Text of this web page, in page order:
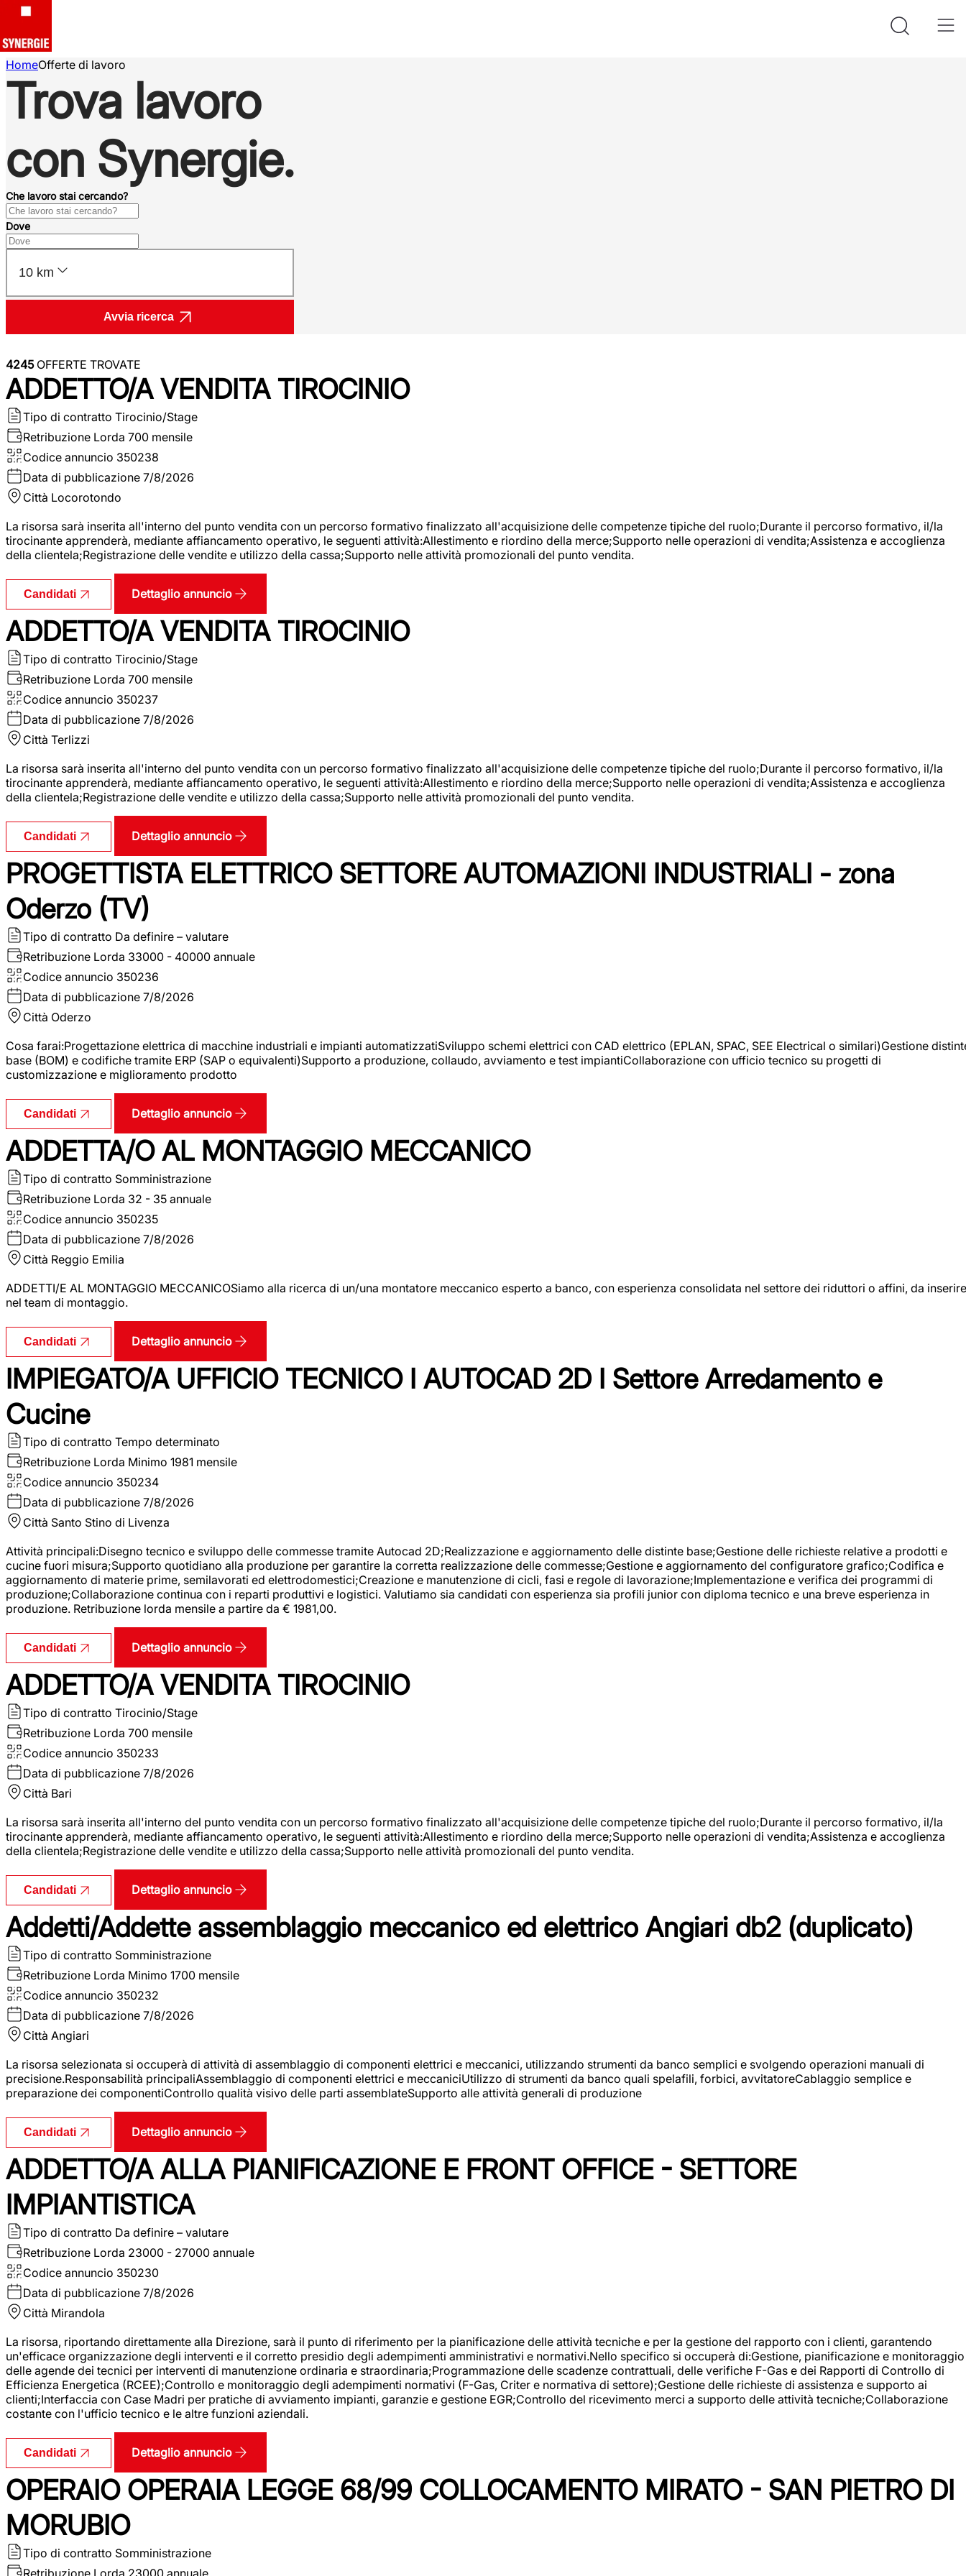
HomeOfferte di lavoro
Trova lavoro
con Synergie.
Che lavoro stai cercando?
Dove
10 km
Avvia ricerca
4245OFFERTE TROVATE
ADDETTO/A VENDITA TIROCINIO
Tipo di contratto Tirocinio/Stage
Retribuzione Lorda 700 mensile
Codice annuncio 350238
Data di pubblicazione 7/8/2026
Città Locorotondo
La risorsa sarà inserita all'interno del punto vendita con un percorso formativo finalizzato all'acquisizione delle competenze tipiche del ruolo;Durante il percorso formativo, il/la
tirocinante apprenderà, mediante affiancamento operativo, le seguenti attività:Allestimento e riordino della merce;Supporto nelle operazioni di vendita;Assistenza e accoglienza
della clientela;Registrazione delle vendite e utilizzo della cassa;Supporto nelle attività promozionali del punto vendita.
Candidati Dettaglio annuncio
ADDETTO/A VENDITA TIROCINIO
Tipo di contratto Tirocinio/Stage
Retribuzione Lorda 700 mensile
Codice annuncio 350237
Data di pubblicazione 7/8/2026
Città Terlizzi
La risorsa sarà inserita all'interno del punto vendita con un percorso formativo finalizzato all'acquisizione delle competenze tipiche del ruolo;Durante il percorso formativo, il/la
tirocinante apprenderà, mediante affiancamento operativo, le seguenti attività:Allestimento e riordino della merce;Supporto nelle operazioni di vendita;Assistenza e accoglienza
della clientela;Registrazione delle vendite e utilizzo della cassa;Supporto nelle attività promozionali del punto vendita.
Candidati Dettaglio annuncio
PROGETTISTA ELETTRICO SETTORE AUTOMAZIONI INDUSTRIALI - zona
Oderzo (TV)
Tipo di contratto Da definire – valutare
Retribuzione Lorda 33000 - 40000 annuale
Codice annuncio 350236
Data di pubblicazione 7/8/2026
Città Oderzo
Cosa farai:Progettazione elettrica di macchine industriali e impianti automatizzatiSviluppo schemi elettrici con CAD elettrico (EPLAN, SPAC, SEE Electrical o similari)Gestione
base (BOM) e codifiche tramite ERP (SAP o equivalenti)Supporto a produzione, collaudo, avviamento e test impiantiCollaborazione con ufficio tecnico su progetti di
customizzazione e miglioramento prodotto
Candidati Dettaglio annuncio
ADDETTA/O AL MONTAGGIO MECCANICO
Tipo di contratto Somministrazione
Retribuzione Lorda 32 - 35 annuale
Codice annuncio 350235
Data di pubblicazione 7/8/2026
Città Reggio Emilia
ADDETTI/E AL MONTAGGIO MECCANICOSiamo alla ricerca di un/una montatore meccanico esperto a banco, con esperienza consolidata nel settore dei riduttori o affini, da inserire
nel team di montaggio.
Candidati Dettaglio annuncio
IMPIEGATO/A UFFICIO TECNICO I AUTOCAD 2D I Settore Arredamento e
Cucine
Tipo di contratto Tempo determinato
Retribuzione Lorda Minimo 1981 mensile
Codice annuncio 350234
Data di pubblicazione 7/8/2026
Città Santo Stino di Livenza
Attività principali:Disegno tecnico e sviluppo delle commesse tramite Autocad 2D;Realizzazione e aggiornamento delle distinte base;Gestione delle richieste relative a prodotti e
cucine fuori misura;Supporto quotidiano alla produzione per garantire la corretta realizzazione delle commesse;Gestione e aggiornamento del configuratore grafico;Codifica e
aggiornamento di materie prime, semilavorati ed elettrodomestici;Creazione e manutenzione di cicli, fasi e regole di lavorazione;Implementazione e verifica dei programmi di
produzione;Collaborazione continua con i reparti produttivi e logistici. Valutiamo sia candidati con esperienza sia profili junior con diploma tecnico e una breve esperienza in
produzione. Retribuzione lorda mensile a partire da € 1981,00.
Candidati Dettaglio annuncio
ADDETTO/A VENDITA TIROCINIO
Tipo di contratto Tirocinio/Stage
Retribuzione Lorda 700 mensile
Codice annuncio 350233
Data di pubblicazione 7/8/2026
Città Bari
La risorsa sarà inserita all'interno del punto vendita con un percorso formativo finalizzato all'acquisizione delle competenze tipiche del ruolo;Durante il percorso formativo, il/la
tirocinante apprenderà, mediante affiancamento operativo, le seguenti attività:Allestimento e riordino della merce;Supporto nelle operazioni di vendita;Assistenza e accoglienza
della clientela;Registrazione delle vendite e utilizzo della cassa;Supporto nelle attività promozionali del punto vendita.
Candidati Dettaglio annuncio
Addetti/Addette assemblaggio meccanico ed elettrico Angiari db2 (duplicato)
Tipo di contratto Somministrazione
Retribuzione Lorda Minimo 1700 mensile
Codice annuncio 350232
Data di pubblicazione 7/8/2026
Città Angiari
La risorsa selezionata si occuperà di attività di assemblaggio di componenti elettrici e meccanici, utilizzando strumenti da banco semplici e svolgendo operazioni manuali di
precisione.Responsabilità principaliAssemblaggio di componenti elettrici e meccaniciUtilizzo di strumenti da banco quali spelafili, forbici, avvitatoreCablaggio semplice e
preparazione dei componentiControllo qualità visivo delle parti assemblateSupporto alle attività generali di produzione
Candidati Dettaglio annuncio
ADDETTO/A ALLA PIANIFICAZIONE E FRONT OFFICE - SETTORE
IMPIANTISTICA
Tipo di contratto Da definire – valutare
Retribuzione Lorda 23000 - 27000 annuale
Codice annuncio 350230
Data di pubblicazione 7/8/2026
Città Mirandola
La risorsa, riportando direttamente alla Direzione, sarà il punto di riferimento per la pianificazione delle attività tecniche e per la gestione del rapporto con i clienti, garantendo
un'efficace organizzazione degli interventi e il corretto presidio degli adempimenti amministrativi e normativi.Nello specifico si occuperà di:Gestione, pianificazione e monitoraggio
delle agende dei tecnici per interventi di manutenzione ordinaria e straordinaria;Programmazione delle scadenze contrattuali, delle verifiche F-Gas e dei Rapporti di Controllo di
Efficienza Energetica (RCEE);Controllo e monitoraggio degli adempimenti normativi (F-Gas, Criter e normativa di settore);Gestione delle richieste di assistenza e supporto ai
clienti;Interfaccia con Case Madri per pratiche di avviamento impianti, garanzie e gestione EGR;Controllo del ricevimento merci a supporto delle attività tecniche;Collaborazione
costante con l'ufficio tecnico e le altre funzioni aziendali.
Candidati Dettaglio annuncio
OPERAIO OPERAIA LEGGE 68/99 COLLOCAMENTO MIRATO - SAN PIETRO DI
MORUBIO
Tipo di contratto Somministrazione
Retribuzione Lorda 23000 annuale